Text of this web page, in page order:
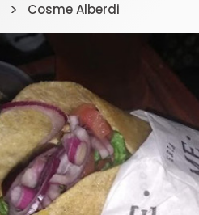
Cosme Alberdi